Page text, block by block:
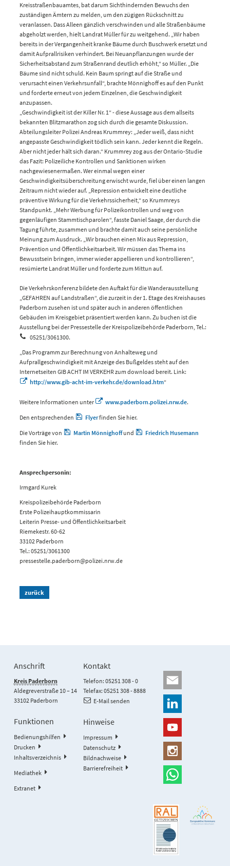
Kreisstraßenbauamtes, bat darum Sichthindernden Bewuchs den
zuständigen Ämtern zu melden, um den zügigen Rückschnitt zu
veranlassen. Dass Alleen gänzlich verschwinden und alle Straßenbäume
abgeholzt werden, hielt Landrat Müller für zu weitgehend. „Wir haben
bereits in der Vergangenheit kranke Bäume durch Buschwerk ersetzt und
damit Aufprallrisiken verhindert. Bei Neuanpflanzungen wurde der
Sicherheitsabstand zum Straßenrand deutlich erhöht,“ so Müller. „Die
Bäume sind nicht schuld. Kein Baum springt auf die Straße und
verursacht einen Verkehrsunfall“, brachte Mönnighoff es auf den Punkt
und forderte erneut von jedem Einzelnen, die Geschwindigkeit
anzupassen.
„Geschwindigkeit ist der Killer Nr. 1“ - diese Aussage aus dem allseits
bekannten Blitzmarathon zog sich durch die gesamte Diskussion.
Abteilungsleiter Polizei Andreas Krummrey: „Jeder weiß, dass nicht
angepasste Geschwindigkeit tödlich sein kann. Jeder kennt die Regeln.
Aber nicht jeder hält sich daran.“ Krummrey zog aus der Ontario-Studie
das Fazit: Polizeiliche Kontrollen und Sanktionen wirken
nachgewiesenermaßen. Wer einmal wegen einer
Geschwindigkeitsüberschreitung erwischt wurde, fiel über einen langen
Zeitraum nicht wieder auf. „Repression entwickelt eine deutliche
präventive Wirkung für die Verkehrssicherheit,“ so Krummreys
Standpunkt. „Mehr Werbung für Polizeikontrollen und weg von
gegenläufigen Stammtischparolen“, fasste Daniel Saage, der durch die
Tagung führte, zusammen und brachte damit auch seine persönliche
Meinung zum Ausdruck. „Wir brauchen einen Mix aus Repression,
Prävention und Öffentlichkeitsarbeit. Wir müssen das Thema ins
Bewusstsein bringen, immer wieder appellieren und kontrollieren“,
resümierte Landrat Müller und forderte zum Mittun auf.
Die Verkehrskonferenz bildete den Auftakt für die Wanderausstellung
„GEFAHREN auf Landstraßen“, die zurzeit in der 1. Etage des Kreishauses
Paderborn zusehen ist und später auch in anderen öffentlichen
Gebäuden im Kreisgebiet präsentiert werden kann. Zu buchen ist die
Ausstellung bei der Pressestelle der Kreispolizeibehörde Paderborn, Tel.:
05251/3061300.
„Das Programm zur Berechnung von Anhalteweg und
Aufprallgeschwindigkeit mit Anzeige des Bußgeldes steht auf den
Internetseiten GIB ACHT IM VERKEHR zum download bereit. Link:
http://www.gib-acht-im-verkehr.de/download.htm“
Weitere Informationen unter www.paderborn.polizei.nrw.de.
Den entsprechenden
Flyerfinden Sie hier.
Die Vorträge von
Martin Mönnighoffund
Friedrich Husemann
finden Sie hier.
Ansprechpersonin:
Irmgard Kurek
Kreispolizeibehörde Paderborn
Erste Polizeihauptkommissarin
Leiterin Presse- und Öffentlichkeitsarbeit
Riemekestr. 60-62
33102 Paderborn
Tel.: 05251/3061300
pressestelle.paderborn@polizei.nrw.de
zurück
Anschrift
Kreis Paderborn
Aldegreverstraße 10 – 14
33102 Paderborn
Kontakt
Telefon: 05251 308 - 0
Telefax: 05251 308 - 8888
E-Mail senden
Funktionen
Bedienungshilfen
Drucken
Inhaltsverzeichnis
Mediathek
Extranet
Hinweise
Impressum
Datenschutz
Bildnachweise
Barrierefreiheit